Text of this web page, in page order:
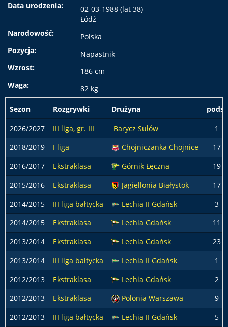
Data urodzenia:
02-03-1988 (lat 38)
Łódź
Narodowość:
Polska
Pozycja:
Napastnik
Wzrost:
186 cm
Waga:
82 kg
Sezon Rozgrywki Drużyna
podst
2026/2027
III liga, gr. III Barycz Sułów
1
2018/2019
I liga Chojniczanka Chojnice
17
2016/2017
Ekstraklasa Górnik Łęczna
19
2015/2016
Ekstraklasa Jagiellonia Białystok
17
2014/2015
III liga bałtycka Lechia II Gdańsk
3
2014/2015
Ekstraklasa Lechia Gdańsk
11
2013/2014
Ekstraklasa Lechia Gdańsk
23
2013/2014
III liga bałtycka Lechia II Gdańsk
1
2012/2013
Ekstraklasa Lechia Gdańsk
2
2012/2013
Ekstraklasa Polonia Warszawa
9
2012/2013
III liga bałtycka Lechia II Gdańsk
5